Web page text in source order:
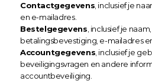
Contactgegevens , inclusief je
en e-mailadres.
Bestelgegevens , inclusief je
betalingsbevestiging, e-mailadres
Accountgegevens , inclusief je
beveiligingsvragen en andere
accountbeveiliging.